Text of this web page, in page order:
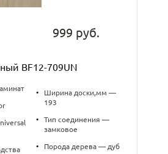
999 руб.
BF12-709UN
•
Ширина доски,мм —
193
•
Тип соединения —
замковое
• Порода дерева — дуб